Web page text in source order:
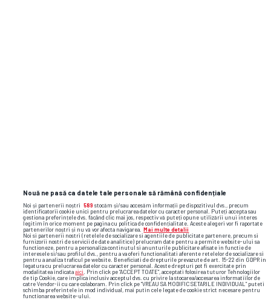
Nouă ne pasă ca datele tale personale să rămână confidențiale
Noi și partenerii noștri 589 stocăm și/sau accesăm informații pe dispozitivul dvs., precum
identificatorii cookie unici pentru prelucrarea datelor cu caracter personal. Puteți accepta sau
gestiona preferințele dvs. făcând clic mai jos, respectiv vă puteți opune utilizării unui interes
legitim în orice moment pe pagina cu politica de confidențialitate. Aceste alegeri vor fi raportate
partenerilor noștri și nu vă vor afecta navigarea. Mai multe detalii
Noi si partenerii nostri (retelele de socializare si agentiile de publicitate partenere, precum si
furnizorii nostri de servicii de date analitice) prelucram date pentru a permite website-ului sa
functioneze, pentru a personaliza continutul si anunturile publicitare afisate in functie de
interesele si/sau profilul dvs., pentru a va oferi functionalitati aferente retelelor de socializare si
pentru a analiza traficul pe website. Beneficiati de drepturile prevazute de art. 15-22 din GDPR in
legatura cu prelucrarea datelor cu caracter personal. Aceste drepturi pot fi exercitate prin
modalitatea indicataaici
. Prin click pe “ACCEPT TOATE”, acceptati folosirea tuturor Tehnologiilor
de tip Cookie, care implica inclusiv acceptul dvs. cu privire la stocarea/accesarea informatiilor de
catre Vendor-ii cu care colaboram. Prin click pe “VREAU SA MODIFIC SETARILE INDIVIDUAL” puteti
schimba preferintele in mod individual, mai putin cele legate de cookie strict necesare pentru
functionarea website-ului.